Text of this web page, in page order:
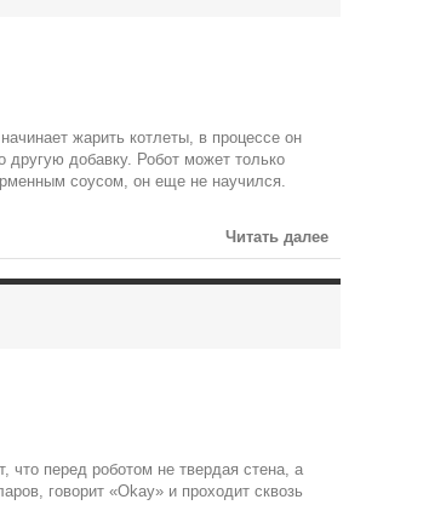
жарить котлеты, в процессе он
другую добавку. Робот может только
соусом, он еще не научился.
Читать далее
что перед роботом не твердая стена, а
говорит «Оkay» и проходит сквозь